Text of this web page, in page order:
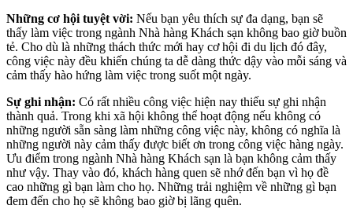
Những cơ hội tuyệt vời: Nếu bạn yêu thích sự đa dạng, bạn sẽ
thấy làm việc trong ngành Nhà hàng Khách sạn không bao giờ buồn
tẻ. Cho dù là những thách thức mới hay cơ hội đi du lịch đó đây,
công việc này đều khiến chúng ta dễ dàng thức dậy vào mỗi sáng và
cảm thấy hào hứng làm việc trong suốt một ngày.
Sự ghi nhận: Có rất nhiều công việc hiện nay thiếu sự ghi nhận
thành quả. Trong khi xã hội không thể hoạt động nếu không có
những người sẵn sàng làm những công việc này, không có nghĩa là
những người này cảm thấy được biết ơn trong công việc hàng ngày.
Ưu điểm trong ngành Nhà hàng Khách sạn là bạn không cảm thấy
như vậy. Thay vào đó, khách hàng quen sẽ nhớ đến bạn vì họ đề
cao những gì bạn làm cho họ. Những trải nghiệm về những gì bạn
đem đến cho họ sẽ không bao giờ bị lãng quên.